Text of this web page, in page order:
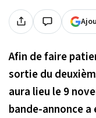
Afin de faire
sortie du
aura lieu le 9
bande-annonce